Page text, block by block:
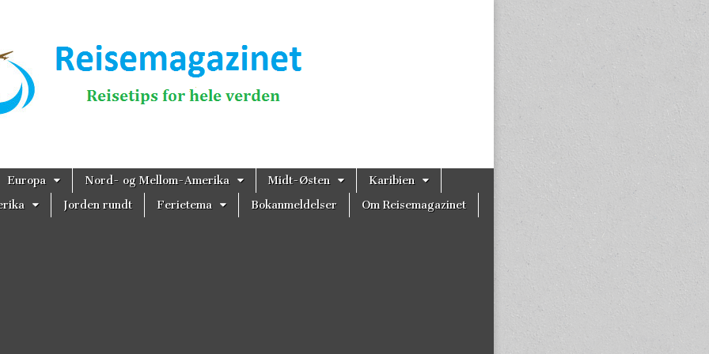
Europa Nord- og Mellom-Amerika Midt-Østen
Karibien
Jorden rundt Ferietema Bokanmeldelser Om Reisemagazinet